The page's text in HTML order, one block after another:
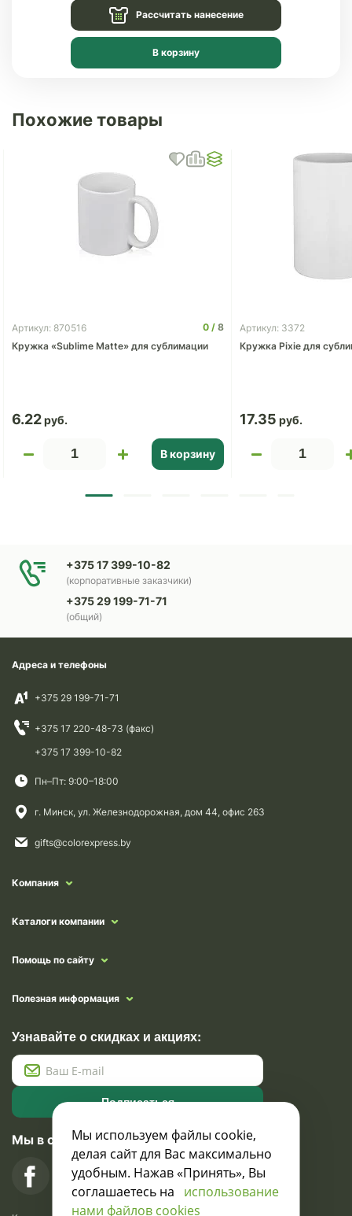
Рассчитать нанесение
В корзину
Похожие товары
Артикул: 870516 0
8
Кружка «Sublime Matte» для сублимации
6.22
В корзину
Артикул: 3372
Кружка Pixie для
17.35
+375 17 399-10-82
(корпоративные заказчики)
+375 29 199-71-71
(общий)
Адреса и телефоны
+375 29 199-71-71
+375 17 220-48-73 (факс)
+375 17 399-10-82
Пн–Пт: 9:00–18:00
г. Минск, ул. Железнодорожная, дом 44, офис 263
gifts@colorexpress.by
Компания
Каталоги компании
Помощь по сайту
Полезная информация
Узнавайте о скидках и акциях:
Подписаться
Мы в социальных сетях
Мы используем файлы cookie,
делая сайт для Вас максимально
удобным. Нажав «Принять», Вы
соглашаетесь на использование
нами файлов cookies